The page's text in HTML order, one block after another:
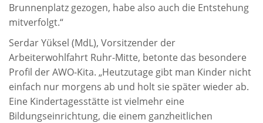
Brunnenplatz gezogen, habe also auch die Entstehung
mitverfolgt.“
Serdar Yüksel (MdL), Vorsitzender der
Arbeiterwohlfahrt Ruhr-Mitte, betonte das besondere
Profil der AWO-Kita. „Heutzutage gibt man Kinder nicht
einfach nur morgens ab und holt sie später wieder ab.
Eine Kindertagesstätte ist vielmehr eine
Bildungseinrichtung, die einem ganzheitlichen